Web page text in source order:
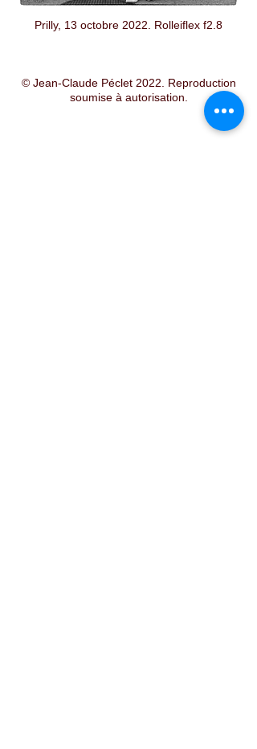
Prilly, 13 octobre 2022. Rolleiflex f2.8
© Jean-Claude Péclet 2022. Reproduction
soumise à autorisation.